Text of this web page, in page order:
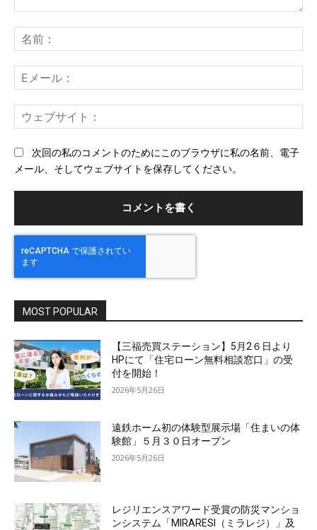
ン
ト：
前
メ
ー
ェ
次回の私のコメントのためにこのブラウザに私の名前、電子
メール、そしてウェブサイトを保存してください。
MOST POPULAR
【三福売買ステーション】5月2６日より
HPにて「住宅ローン無料相談窓口」の受
付を開始！
2026年5月26日
遠鉄ホーム初の体験型展示場「住まいの体
験館」５月３０日オープン
2026年5月26日
レジリエンスアワード受賞の防災マンショ
ンシステム「MIRARESI（ミラレジ）」及